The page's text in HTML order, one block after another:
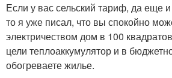
Если у вас сельский тариф, да еще
то я уже писал, что вы спокойно
электричеством дом в 100
цели теплоаккумулятор и в
обогреваете жилье.